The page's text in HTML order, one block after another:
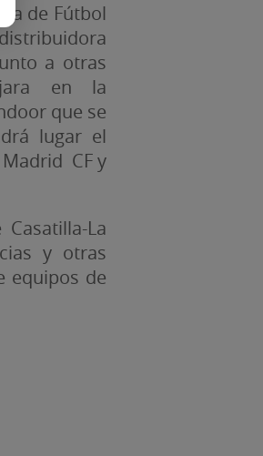
de Fútbol
a otras
en la
que se
lugar el
CF y
La
y otras
equipos de